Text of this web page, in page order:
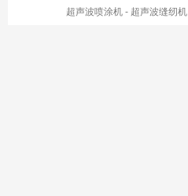
超声波喷涂机 - 超声波缝纫机